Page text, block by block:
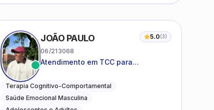
JOÃO PAULO 5.0(3)
06/213068
Atendimento em TCC para
desenvolvimento de autonomia
emocional
Terapia Cognitivo-Comportamental
Saúde Emocional Masculina